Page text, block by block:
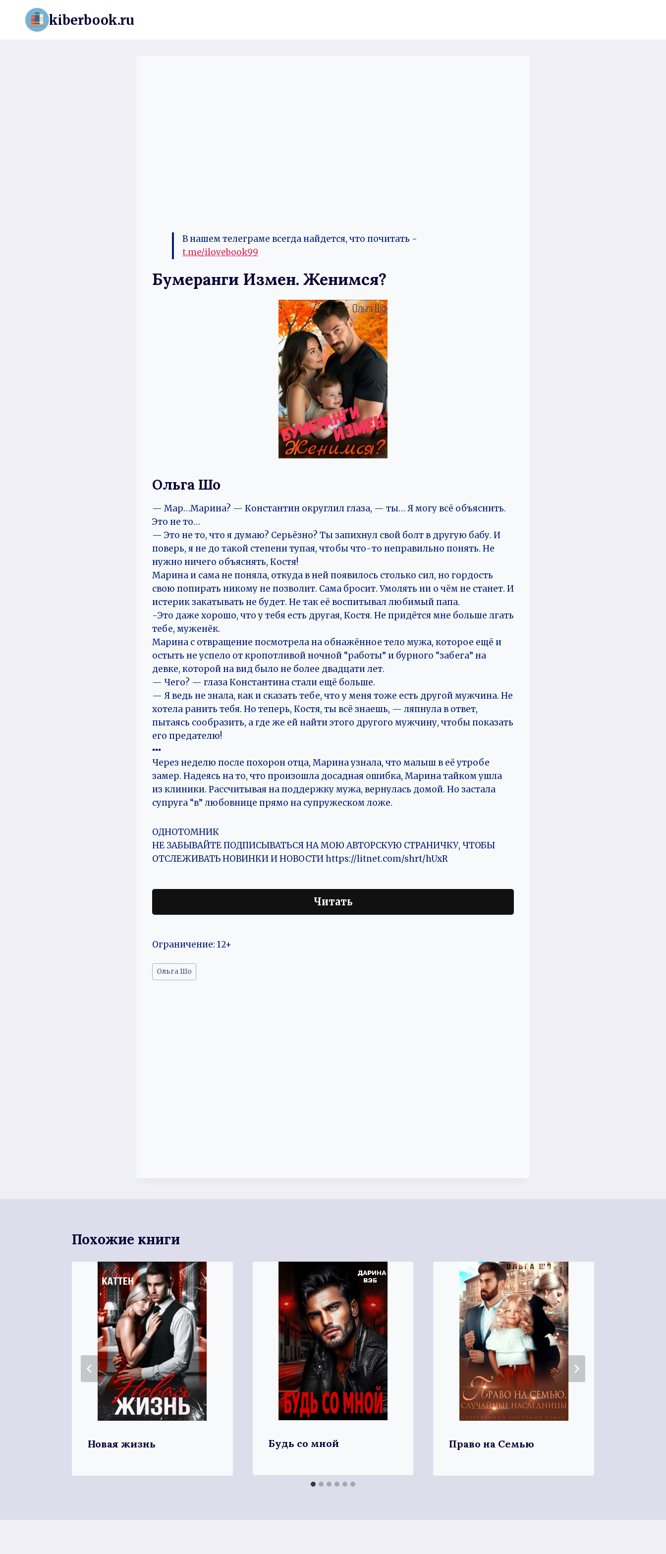
Перейти
содержимому
kiberbook.ru
В нашем телеграме всегда найдется, что почитать -
t.me/ilovebook99
Бумеранги Измен. Женимся?
Ольга Шо
— Мар…Марина? — Константин округлил глаза, — ты… Я могу всё объяснить.
Это не то…
— Это не то, что я думаю? Серьёзно? Ты запихнул свой болт в другую бабу. И
поверь, я не до такой степени тупая, чтобы что-то неправильно понять. Не
нужно ничего объяснять, Костя!
Марина и сама не поняла, откуда в ней появилось столько сил, но гордость
свою попирать никому не позволит. Сама бросит. Умолять ни о чём не станет. И
истерик закатывать не будет. Не так её воспитывал любимый папа.
-Это даже хорошо, что у тебя есть другая, Костя. Не придётся мне больше лгать
тебе, муженёк.
Марина с отвращение посмотрела на обнажённое тело мужа, которое ещё и
остыть не успело от кропотливой ночной “работы” и бурного “забега” на
девке, которой на вид было не более двадцати лет.
— Чего? — глаза Константина стали ещё больше.
— Я ведь не знала, как и сказать тебе, что у меня тоже есть другой мужчина. Не
хотела ранить тебя. Но теперь, Костя, ты всё знаешь, — ляпнула в ответ,
пытаясь сообразить, а где же ей найти этого другого мужчину, чтобы показать
его предателю!
︎︎︎▪︎▪︎▪︎
Через неделю после похорон отца, Марина узнала, что малыш в её утробе
замер. Надеясь на то, что произошла досадная ошибка, Марина тайком ушла
из клиники. Рассчитывая на поддержку мужа, вернулась домой. Но застала
супруга “в” любовнице прямо на супружеском ложе.
ОДНОТОМНИК
НЕ ЗАБЫВАЙТЕ ПОДПИСЫВАТЬСЯ НА МОЮ АВТОРСКУЮ СТРАНИЧКУ, ЧТОБЫ
ОТСЛЕЖИВАТЬ НОВИНКИ И НОВОСТИ https://litnet.com/shrt/hUxR
Читать
Ограничение: 12+
Метки
записи:
Ольга Шо
Похожие книги
Новая жизнь Будь со мной Право на Семью